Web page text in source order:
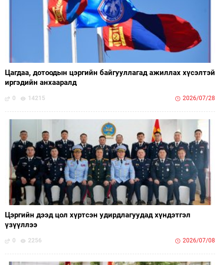
Цагдаа, дотоодын цэргийн байгууллагад ажиллах хүсэлтэй
иргэдийн анхааралд
0 14215 2026/07/28
Цэргийн дээд цол хүртсэн удирдлагуудад хүндэтгэл
үзүүллээ
0 2256 2026/07/08